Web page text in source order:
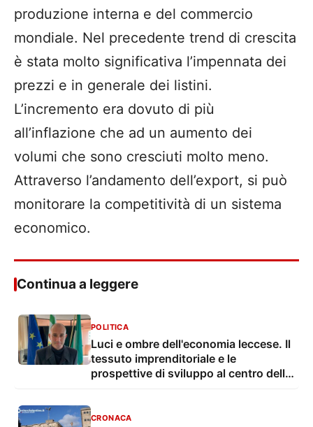
produzione interna e del commercio
mondiale. Nel precedente trend di crescita
è stata molto significativa l’impennata dei
prezzi e in generale dei listini.
L’incremento era dovuto di più
all’inflazione che ad un aumento dei
volumi che sono cresciuti molto meno.
Attraverso l’andamento dell’export, si può
monitorare la competitività di un sistema
economico.
Continua a leggere
POLITICA
Luci e ombre dell'economia leccese. Il
tessuto imprenditoriale e le
prospettive di sviluppo al centro della
CRONACA